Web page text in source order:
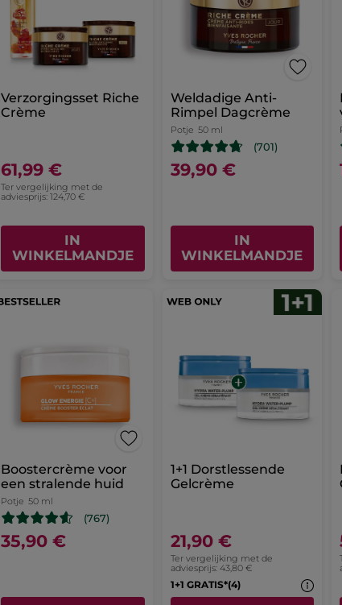
Verzorgingsset Riche
Crème
61,99 €
Ter vergelijking met de
adviesprijs: 124,70 €
IN
WINKELMANDJE
Weldadige Anti-
Rimpel Dagcrème
Potje 50 ml
(701)
39,90 €
IN
WINKELMANDJE
Boostercrème voor
een stralende huid
Potje 50 ml
(767)
35,90 €
1+1 Dorstlessende
Gelcrème
21,90 €
Ter vergelijking met de
adviesprijs: 43,80 €
1+1 GRATIS*(4)